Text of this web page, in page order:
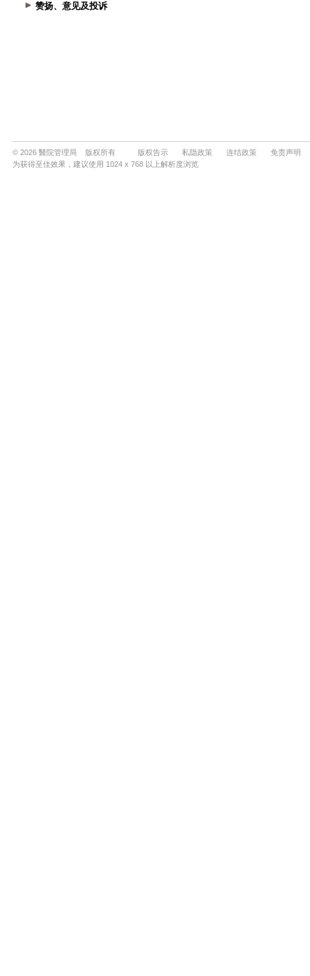
赞扬、意见及投诉
© 2026 醫院管理局 版权所有 版权告示 私隐政策 连结政策
免责声明
为获得至佳效果，建议使用 1024 x 768 以上解析度浏览